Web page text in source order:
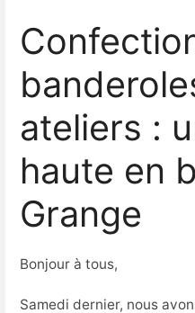
ateliers :
haute en
Grange
Bonjour à tous,
Samedi dernier, nous